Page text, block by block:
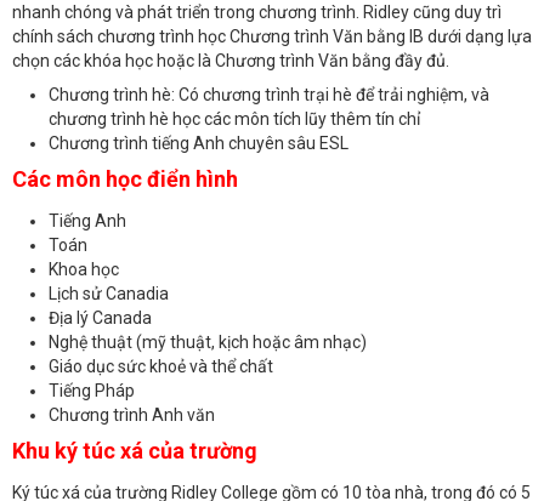
nhanh chóng và phát triển trong chương trình. Ridley cũng duy trì
chính sách chương trình học Chương trình Văn bằng IB dưới dạng lựa
chọn các khóa học hoặc là Chương trình Văn bằng đầy đủ.
Chương trình hè: Có chương trình trại hè để trải nghiệm, và
chương trình hè học các môn tích lũy thêm tín chỉ
Chương trình tiếng Anh chuyên sâu ESL
Các môn học điển hình
Tiếng Anh
Toán
Khoa học
Lịch sử Canadia
Địa lý Canada
Nghệ thuật (mỹ thuật, kịch hoặc âm nhạc)
Giáo dục sức khoẻ và thể chất
Tiếng Pháp
Chương trình Anh văn
Khu ký túc xá của trường
Ký túc xá của trường Ridley College gồm có 10 tòa nhà, trong đó có 5